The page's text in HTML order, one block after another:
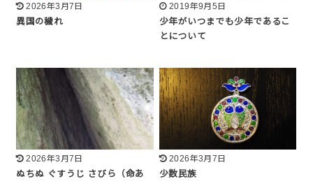
2026年3月7日
異国の穢れ
2019年9月5日
少年がいつまでも少年であるこ
とについて
2026年3月7日
ぬちぬ ぐすうじ さびら（命あ
2026年3月7日
少数民族